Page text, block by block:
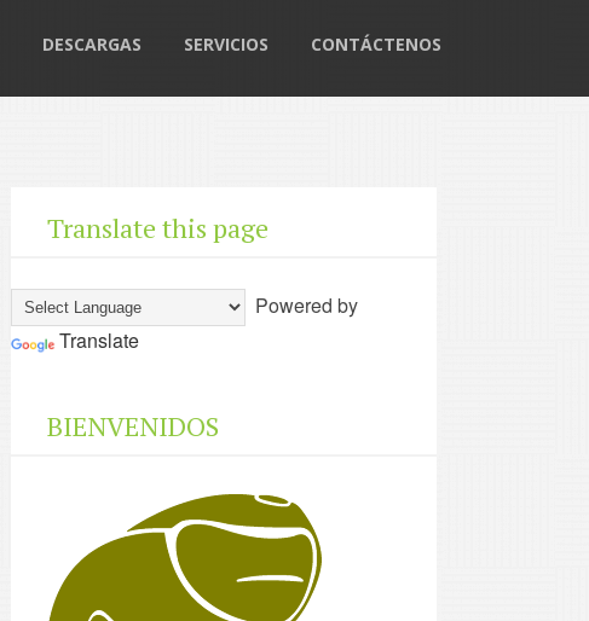
DESCARGAS SERVICIOS CONTÁCTENOS
Translate this page
Powered by
Translate
BIENVENIDOS